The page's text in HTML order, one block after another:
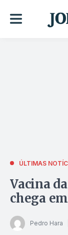
ÚLTIMAS
Vacina
chega
Pedro Hara